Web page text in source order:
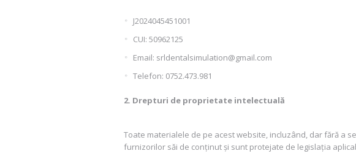
J2024045451001
CUI: 50962125
Email: srldentalsimulation@gmail.com
Telefon: 0752.473.981
2. Drepturi de proprietate intelectuală
Toate materialele de pe acest website, incluzând, dar fără a
furnizorilor săi de conținut și sunt protejate de legislația